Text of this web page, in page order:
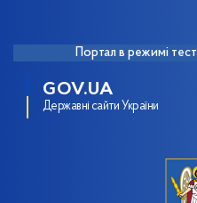
Портал в режимі
GOV.UA
Державні сайти України